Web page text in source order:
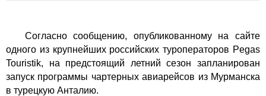
Согласно сообщению, опубликованному на сайте
одного из крупнейших российских туроператоров Pegas
Touristik, на предстоящий летний сезон запланирован
запуск программы чартерных авиарейсов из Мурманска
в турецкую Анталию.